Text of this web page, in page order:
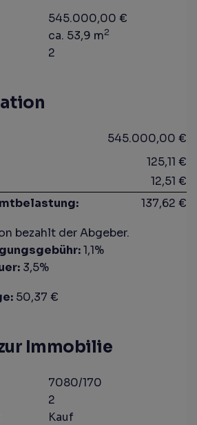
545.000,00 €
ca. 53,9 m2
2
545.000,00 €
125,11 €
12,51 €
137,62 €
bezahlt der Abgeber.
1,1%
3,5%
50,37 €
Immobilie
7080/170
2
Kauf